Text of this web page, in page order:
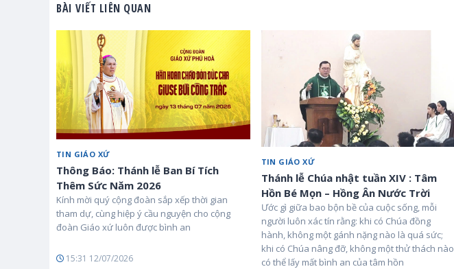
BÀI VIẾT LIÊN QUAN
TIN GIÁO XỨ
Thông Báo: Thánh lễ Ban Bí Tích
Thêm Sức Năm 2026
Kính mời quý cộng đoàn sắp xếp thời gian
tham dự, cùng hiệp ý cầu nguyện cho cộng
đoàn Giáo xứ luôn được bình an
15:31 12/07/2026
TIN GIÁO XỨ
Thánh lễ Chúa nhật tuần XIV : Tâm
Hồn Bé Mọn – Hồng Ân Nước Trời
Ước gì giữa bao bộn bề của cuộc sống, mỗi
người luôn xác tín rằng: khi có Chúa đồng
hành, không một gánh nặng nào là quá sức;
khi có Chúa nâng đỡ, không một thử thách nào
có thể lấy mất bình an của tâm hồn